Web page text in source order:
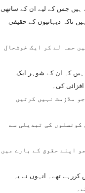
ہیں جس کے لیے ان کے ساتھی
تاکہ دیہاتیوں کے حقیقی
حصہ لے کر ایک خوشحال
ہیں کہ ان کے شوہر ایک
کی۔
ملازمت نہیں کرتیں
کونسلوں کی تبدیلی سے
اپنے حقوق کے بارے میں
کررہے تھے۔ انہوں نے یہ